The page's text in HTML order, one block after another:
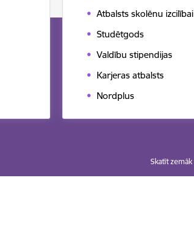
Atbalsts skolēnu izcilībai
Studētgods
Valdību stipendijas
Karjeras atbalsts
Nordplus
Skatīt zemāk